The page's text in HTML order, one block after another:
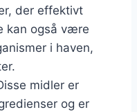
der effektivt
kan også være
i haven,
midler er
og er